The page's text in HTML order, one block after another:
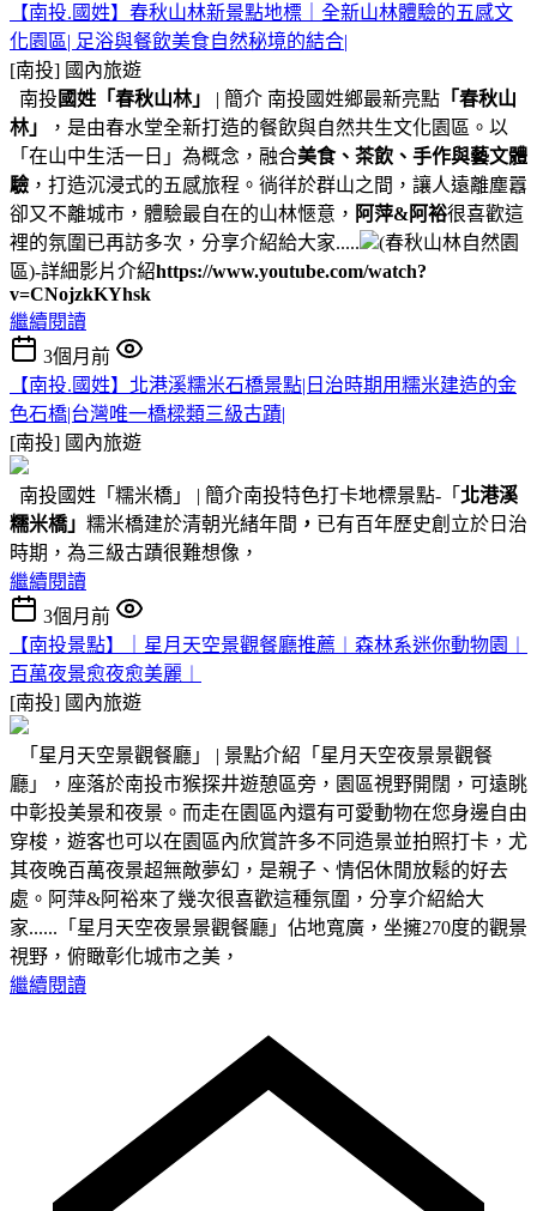
【南投.國姓】春秋山林新景點地標｜全新山林體驗的五感文
化園區| 足浴與餐飲美食自然秘境的結合|
[南投] 國內旅遊
南投 國姓 「春秋山林」 | 簡介 南投國姓鄉最新亮點 「春秋山
林」
，是由春水堂全新打造的餐飲與自然共生文化園區。以
「在山中生活一日」為概念，融合美食、茶飲、手作與藝文體
驗 ，打造沉浸式的五感旅程。徜徉於群山之間，讓人遠離塵囂
卻又不離城市，體驗最自在的山林愜意， 阿萍&阿裕很喜歡這
裡的氛圍已再訪多次，分享介紹給大家.....
(春秋山林自然園
區)-詳細影片介紹https://www.youtube.com/watch?
v=CNojzkKYhsk
繼續閱讀
3個月前
【南投.國姓】北港溪糯米石橋景點|日治時期用糯米建造的金
色石橋|台灣唯一橋樑類三級古蹟|
[南投] 國內旅遊
南投國姓「糯米橋」 | 簡介南投特色打卡地標景點-「 北港溪
糯米橋」 糯米橋建於清朝光緒年間 ， 已有百年歷史創立於日治
時期，為三級古蹟很難想像，
繼續閱讀
3個月前
【南投景點】｜星月天空景觀餐廳推薦︱森林系迷你動物園︱
百萬夜景愈夜愈美麗︱
[南投] 國內旅遊
「星月天空景觀餐廳」 | 景點介紹「星月天空夜景景觀餐
廳」，座落於南投市猴探井遊憩區旁，園區視野開闊，可遠眺
中彰投美景和夜景。而走在園區內還有可愛動物在您身邊自由
穿梭，遊客也可以在園區內欣賞許多不同造景並拍照打卡，尤
其夜晚百萬夜景超無敵夢幻，是親子、情侶休閒放鬆的好去
處。阿萍&阿裕來了幾次很喜歡這種氛圍，分享介紹給大
家......「星月天空夜景景觀餐廳」佔地寬廣，坐擁270度的觀景
視野，俯瞰彰化城市之美，
繼續閱讀